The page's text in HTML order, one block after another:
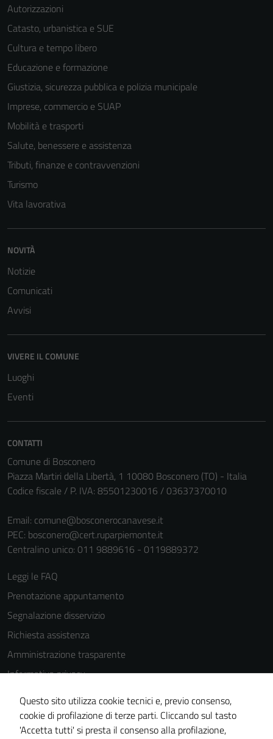
Autorizzazioni
Catasto, urbanistica e SUE
Cultura e tempo libero
Educazione e formazione
Giustizia, sicurezza pubblica e polizia municipale
Imprese, commercio e SUAP
Mobilità e trasporti
Salute, benessere e assistenza
Tributi, finanze e contravvenzioni
Turismo
Vita lavorativa
NOVITÀ
Notizie
Comunicati
Avvisi
VIVERE IL COMUNE
Luoghi
Eventi
CONTATTI
Comune di Bosconero
Piazza Martiri della Libertà, 1 10080 Bosconero (TO) - Italia
Codice fiscale / P. IVA: 85501230016 / 03637370010
Email: comune@bosconerocanavese.it
PEC: bosconero@cert.ruparpiemonte.it
Centralino unico: 011 9889616 - 0119889372
Leggi le FAQ
Prenotazione appuntamento
Segnalazione disservizio
Richiesta assistenza
Amministrazione trasparente
Informativa privacy
Cookie Policy
Note legali
Dichiarazione di accessibilità
Questo sito utilizza cookie tecnici e, previo consenso,
cookie di profilazione di terze parti. Cliccando sul tasto
'Accetta tutti' si presta il consenso alla profilazione,
Tecnici
funzionamento
del sito e non
essere
disabilitati.
Questi cookie